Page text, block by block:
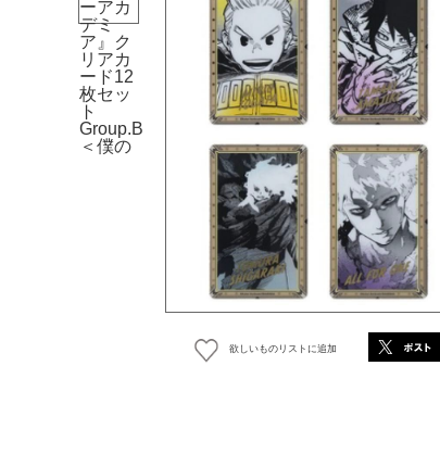
欲しいものリストに追加